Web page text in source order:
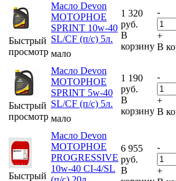
Быстрый
просмотр
Масло Devon
МОТОРНОЕ
SPRINT 10w-40
SL/CF (п/с) 5л.
мало
1 320
руб.
В
корзину
-
+
В
Быстрый
просмотр
Масло Devon
МОТОРНОЕ
SPRINT 5w-40
SL/CF (п/с) 5л.
мало
1 190
руб.
В
корзину
-
+
В
Быстрый
Масло Devon
МОТОРНОЕ
PROGRESSIVE
10w-40 CI-4/SL
6 955
руб.
В
-
+